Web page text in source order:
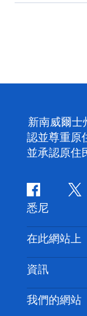
新南威爾士
認並尊重原
並承認原住
Facebook嘰
喳
喳
悉尼
聯絡我們
免責聲明
隱私
Cookie 通知
在此網站上
目的地
要做的事情
新南威爾斯州
資訊
旅行資訊
我們的網站